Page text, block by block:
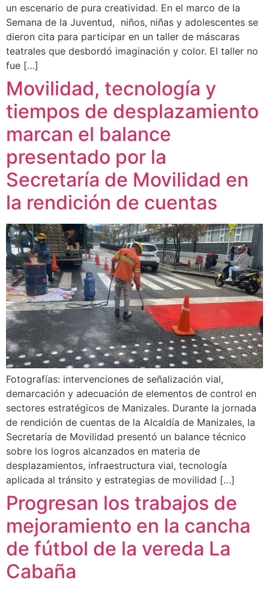
un escenario de pura creatividad. En el marco de la
Semana de la Juventud, niños, niñas y adolescentes se
dieron cita para participar en un taller de máscaras
teatrales que desbordó imaginación y color. El taller no
fue […]
Movilidad, tecnología y
tiempos de desplazamiento
marcan el balance
presentado por la
Secretaría de Movilidad en
la rendición de cuentas
Fotografías: intervenciones de señalización vial,
demarcación y adecuación de elementos de control en
sectores estratégicos de Manizales. Durante la jornada
de rendición de cuentas de la Alcaldía de Manizales, la
Secretaría de Movilidad presentó un balance técnico
sobre los logros alcanzados en materia de
desplazamientos, infraestructura vial, tecnología
aplicada al tránsito y estrategias de movilidad […]
Progresan los trabajos de
mejoramiento en la cancha
de fútbol de la vereda La
Cabaña